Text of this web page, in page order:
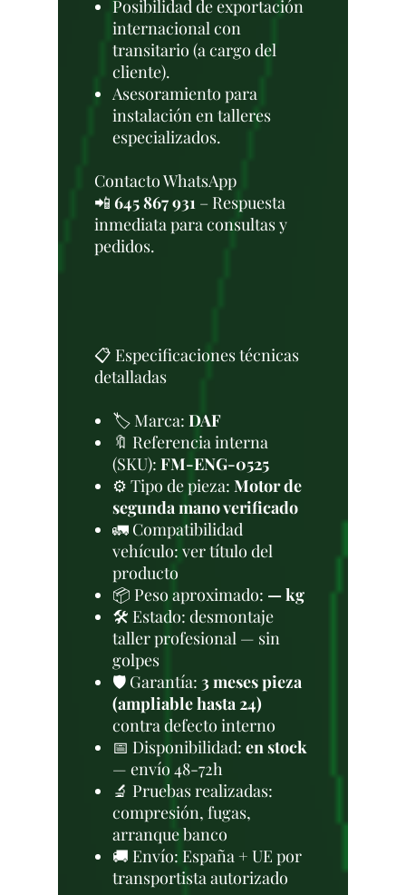
Posibilidad de exportación
internacional con
transitario (a cargo del
cliente).
Asesoramiento para
instalación en talleres
especializados.
Contacto WhatsApp
📲 645 867 931 – Respuesta
inmediata para consultas y
pedidos.
📋 Especificaciones técnicas
detalladas
🏷️ Marca: DAF
🔖 Referencia interna
(SKU): FM-ENG-0525
⚙️ Tipo de pieza: Motor de
segunda mano verificado
🚛 Compatibilidad
vehículo: ver título del
producto
📦 Peso aproximado: — kg
🛠 Estado: desmontaje
taller profesional — sin
golpes
🛡️ Garantía: 3 meses pieza
(ampliable hasta 24)
contra defecto interno
📅 Disponibilidad: en stock
— envío 48-72h
🔬 Pruebas realizadas:
compresión, fugas,
arranque banco
🚚 Envío: España + UE por
transportista autorizado